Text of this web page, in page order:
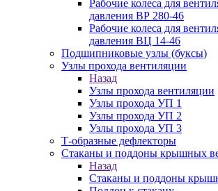
Рабочие колеса для
давления ВР 280-46
Рабочие колеса для
давления ВЦ 14-46
Подшипниковые узлы (буксы)
Узлы прохода вентиляции
Назад
Узлы прохода вентиляции
Узлы прохода УП 1
Узлы прохода УП 2
Узлы прохода УП 3
Т-образные дефлекторы
Стаканы и поддоны крышных
Назад
Стаканы и поддоны